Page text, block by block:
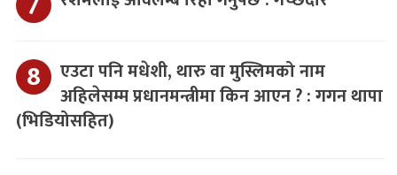
एउटा पनि मधेशी, थारु वा मुस्लिमको नाम
अहिलेसम्म प्रधानमन्त्रीमा किन आएन ? : गगन थापा
(भिडियोसहित)